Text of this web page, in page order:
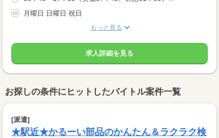
月曜日 日曜日 祝日
もっと見る
求人詳細を見る
お探しの条件にヒットしたバイトル案件一覧
[派遣]
★駅近★かるーい部品のかんたん＆ラクラク検